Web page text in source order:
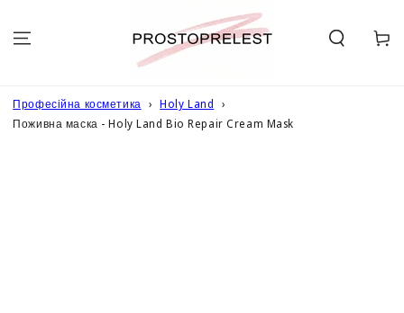
Кошик
Професійна косметика
Holy Land
Поживна маска - Holy Land Bio Repair Cream Mask